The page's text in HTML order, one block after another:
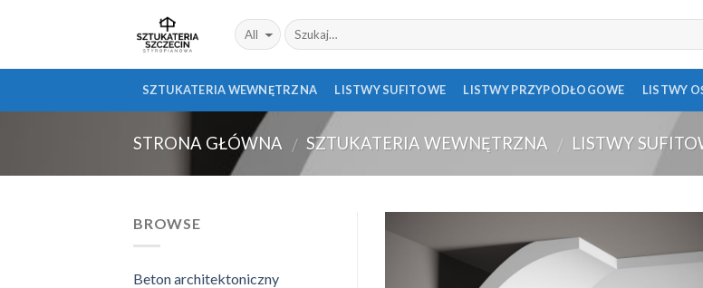
SZTUKATERIA WEWNĘTRZNA LISTWY SUFITOWE LISTWY PRZYPODŁOGOWE LISTWY
STRONA GŁÓWNA / SZTUKATERIA WEWNĘTRZNA / LISTWY
BROWSE
Beton architektoniczny